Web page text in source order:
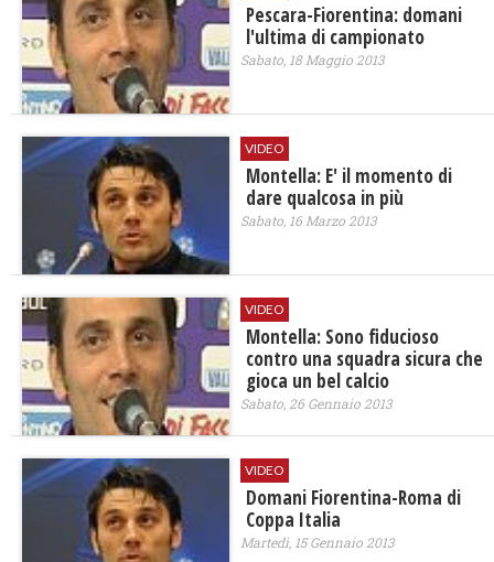
Pescara-Fiorentina: domani
l'ultima di campionato
Sabato, 18 Maggio 2013
VIDEO
Montella: E' il momento di
dare qualcosa in più
Sabato, 16 Marzo 2013
VIDEO
Montella: Sono fiducioso
contro una squadra sicura che
gioca un bel calcio
Sabato, 26 Gennaio 2013
VIDEO
Domani Fiorentina-Roma di
Coppa Italia
Martedì, 15 Gennaio 2013